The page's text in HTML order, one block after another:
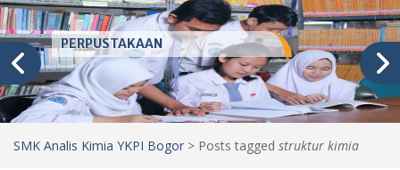
PERPUSTAKAAN
SMK Analis Kimia YKPI Bogor > Posts tagged struktur kimia